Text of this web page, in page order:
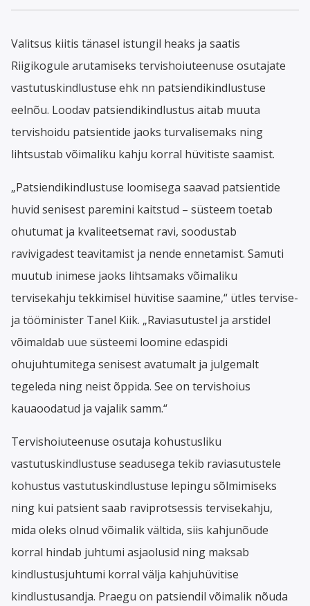
Valitsus kiitis tänasel istungil heaks ja saatis
Riigikogule arutamiseks tervishoiuteenuse osutajate
vastutuskindlustuse ehk nn patsiendikindlustuse
eelnõu. Loodav patsiendikindlustus aitab muuta
tervishoidu patsientide jaoks turvalisemaks ning
lihtsustab võimaliku kahju korral hüvitiste saamist.
„Patsiendikindlustuse loomisega saavad patsientide
huvid senisest paremini kaitstud – süsteem toetab
ohutumat ja kvaliteetsemat ravi, soodustab
ravivigadest teavitamist ja nende ennetamist. Samuti
muutub inimese jaoks lihtsamaks võimaliku
tervisekahju tekkimisel hüvitise saamine,“ ütles tervise-
ja tööminister Tanel Kiik. „Raviasutustel ja arstidel
võimaldab uue süsteemi loomine edaspidi
ohujuhtumitega senisest avatumalt ja julgemalt
tegeleda ning neist õppida. See on tervishoius
kauaoodatud ja vajalik samm.“
Tervishoiuteenuse osutaja kohustusliku
vastutuskindlustuse seadusega tekib raviasutustele
kohustus vastutuskindlustuse lepingu sõlmimiseks
ning kui patsient saab raviprotsessis tervisekahju,
mida oleks olnud võimalik vältida, siis kahjunõude
korral hindab juhtumi asjaolusid ning maksab
kindlustusjuhtumi korral välja kahjuhüvitise
kindlustusandja. Praegu on patsiendil võimalik nõuda